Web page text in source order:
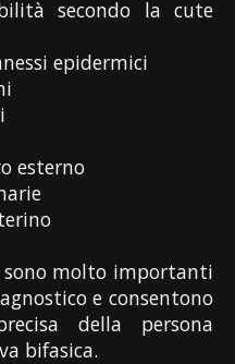
secondo la cute
epidermici
esterno
molto importanti
e consentono
della persona
bifasica.